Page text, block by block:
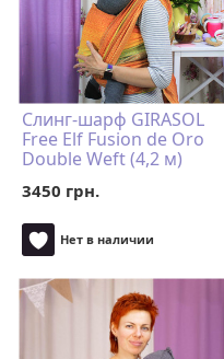
Слинг-шарф GIRASOL
Free Elf Fusion de Oro
Double Weft (4,2 м)
3450 грн.
Нет в наличии